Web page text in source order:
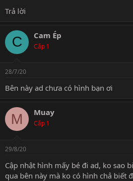
Trả lời
C Cam Ép
Cấp 1
28/7/20
Bên này ad chưa có hình bạn ơi
M Muay
Cấp 1
29/8/20
Cập nhật hình mấy bé đi ad, ko sao
qua bên này mà ko có hình chả biết